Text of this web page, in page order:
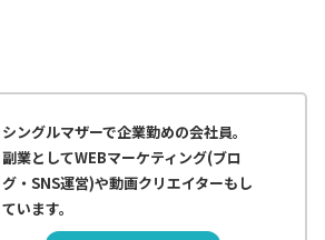
シングルマザーで企業勤めの会社員。
副業としてWEBマーケティング(ブロ
グ・SNS運営)や動画クリエイターもし
ています。